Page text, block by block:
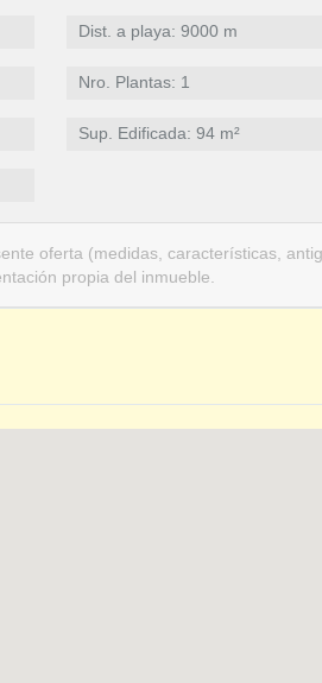
Dist. a playa: 9000 m
Nro. Plantas: 1
Sup. Edificada: 94 m²
oferta (medidas, características,
propia del inmueble.